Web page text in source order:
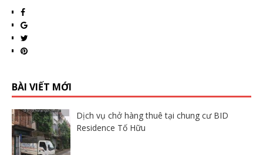
BÀI VIẾT MỚI
Dịch vụ chở hàng thuê tại chung cư BID
Residence Tố Hữu